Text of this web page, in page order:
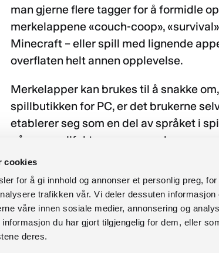
cookies
for å gi innhold og annonser et personlig preg,
trafikken vår. Vi deler dessuten
våre innen sosiale medier, annonsering og
du har gjort tilgjengelig for dem, eller
deres.
man gjerne flere tagger for å formidle
merkelappene «couch-coop»,
Minecraft – eller spill med lignende
overflaten helt annen opplevelse.
Merkelapper kan brukes til å snakke
spillbutikken for PC, er det brukerne
etablerer seg som en del av språket i
på er appellfaktorer, noe som kan
Lesersørvis finner vi en digitalutgave av
frem flere eksempler på spill og bøker
Forrige Leksjon